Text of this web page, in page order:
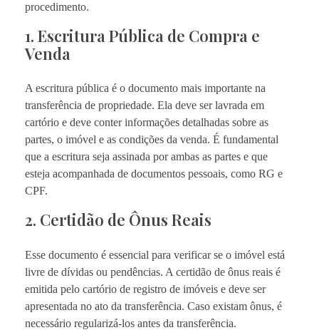
procedimento.
1. Escritura Pública de Compra e
Venda
A escritura pública é o documento mais importante na
transferência de propriedade. Ela deve ser lavrada em
cartório e deve conter informações detalhadas sobre as
partes, o imóvel e as condições da venda. É fundamental
que a escritura seja assinada por ambas as partes e que
esteja acompanhada de documentos pessoais, como RG e
CPF.
2. Certidão de Ônus Reais
Esse documento é essencial para verificar se o imóvel está
livre de dívidas ou pendências. A certidão de ônus reais é
emitida pelo cartório de registro de imóveis e deve ser
apresentada no ato da transferência. Caso existam ônus, é
necessário regularizá-los antes da transferência.